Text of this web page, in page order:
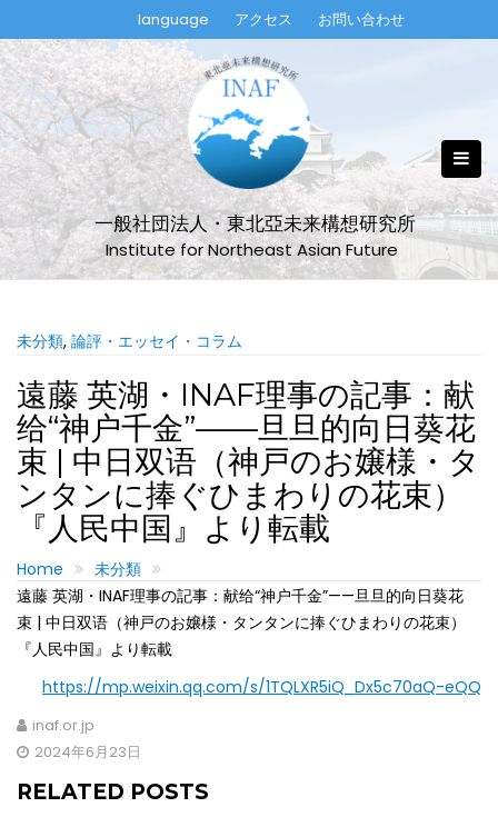
to
content
language アクセス お問い合わせ
一般社団法人・東北亞未来構想研究所
Institute for Northeast Asian Future
未分類, 論評・エッセイ・コラム
遠藤 英湖・INAF理事の記事：献
给“神户千金”——旦旦的向日葵花
束 | 中日双语（神戸のお嬢様・タ
ンタンに捧ぐひまわりの花束）
『人民中国』より転載
Home
未分類
遠藤 英湖・INAF理事の記事：献给“神户千金”——旦旦的向日葵花
束 | 中日双语（神戸のお嬢様・タンタンに捧ぐひまわりの花束）
『人民中国』より転載
https://mp.weixin.qq.com/s/1TQLXR5iQ_Dx5c70aQ-eQQ
inaf.or.jp
2024年6月23日
RELATED POSTS